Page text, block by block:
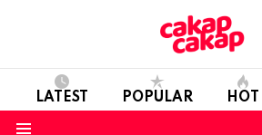
LATEST POPULAR HOT